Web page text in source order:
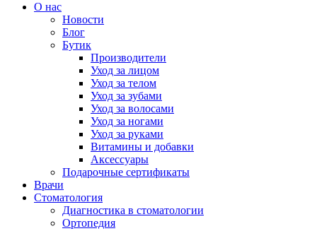
О нас
Новости
Блог
Бутик
Производители
Уход за лицом
Уход за телом
Уход за зубами
Уход за волосами
Уход за ногами
Уход за руками
Витамины и добавки
Аксессуары
Подарочные сертификаты
Врачи
Стоматология
Диагностика в стоматологии
Ортопедия